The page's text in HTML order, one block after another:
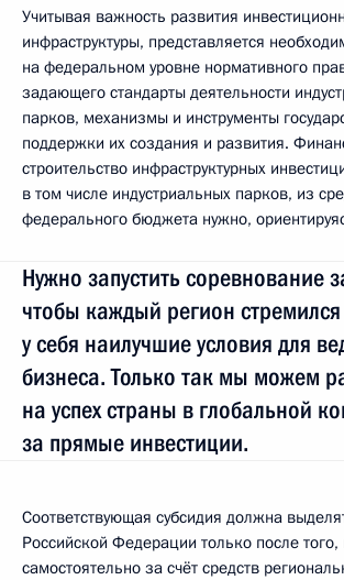
Учитывая важность развития
инфраструктуры, представляется
на федеральном уровне нормативного
задающего стандарты деятельности
парков, механизмы и инструменты
поддержки их создания и развития.
строительство инфраструктурных
в том числе индустриальных парков, из
федерального бюджета нужно,
Нужно запустить соревнование
чтобы каждый регион стремился
у себя наилучшие условия для
бизнеса. Только так мы можем
на успех страны в глобальной
за прямые инвестиции.
Соответствующая субсидия должна
Российской Федерации только после того,
самостоятельно за счёт средств